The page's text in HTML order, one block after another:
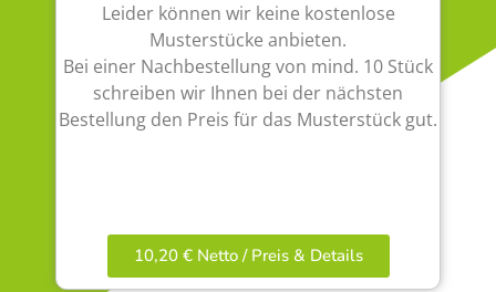
Leider können wir keine kostenlose
Musterstücke anbieten.
Bei einer Nachbestellung von mind. 10 Stück
schreiben wir Ihnen bei der nächsten
Bestellung den Preis für das Musterstück gut.
10,20 € Netto / Preis & Details